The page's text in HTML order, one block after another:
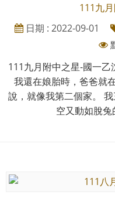
111九
日期 : 2022-09-01
111九月附中之星-國一
我還在娘胎時，爸爸就
說，就像我第二個家。
空又動如脫